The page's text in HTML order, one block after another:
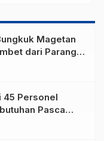
Magetan
dari Parang
45 Personel
Pasca